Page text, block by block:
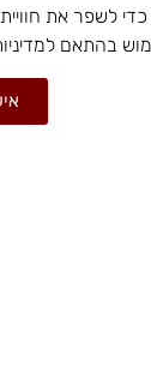
כדי לשפר את
למדיניות